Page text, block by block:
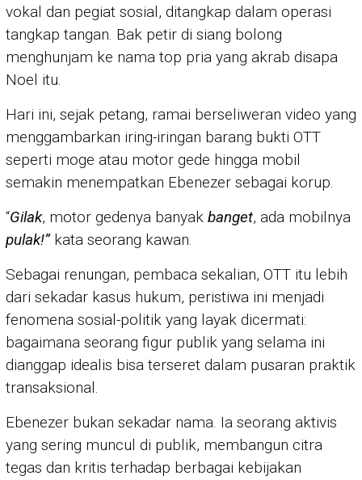
vokal dan pegiat sosial, ditangkap dalam operasi
tangkap tangan. Bak petir di siang bolong
menghunjam ke nama top pria yang akrab disapa
Noel itu.
Hari ini, sejak petang, ramai berseliweran video yang
menggambarkan iring-iringan barang bukti OTT
seperti moge atau motor gede hingga mobil
semakin menempatkan Ebenezer sebagai korup.
“Gilak, motor gedenya banyak banget, ada mobilnya
pulak!”kata seorang kawan.
Sebagai renungan, pembaca sekalian, OTT itu lebih
dari sekadar kasus hukum, peristiwa ini menjadi
fenomena sosial-politik yang layak dicermati:
bagaimana seorang figur publik yang selama ini
dianggap idealis bisa terseret dalam pusaran praktik
transaksional.
Ebenezer bukan sekadar nama. Ia seorang aktivis
yang sering muncul di publik, membangun citra
tegas dan kritis terhadap berbagai kebijakan